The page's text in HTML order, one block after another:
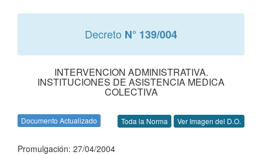
Decreto N° 139/004
INTERVENCION ADMINISTRATIVA.
INSTITUCIONES DE ASISTENCIA MEDICA
COLECTIVA
Documento Actualizado Toda la Norma Ver Imagen del D.O.
Promulgación: 27/04/2004